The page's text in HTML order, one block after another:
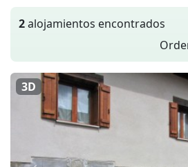
2alojamientos encontrados
3D